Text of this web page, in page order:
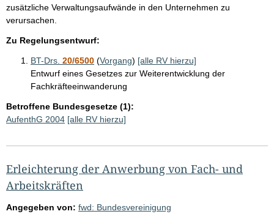
zusätzliche Verwaltungsaufwände in den Unternehmen zu
verursachen.
Zu Regelungsentwurf:
BT-Drs. 20/6500 (Vorgang) [alle RV hierzu]
Entwurf eines Gesetzes zur Weiterentwicklung der
Fachkräfteeinwanderung
Betroffene Bundesgesetze (1):
AufenthG 2004 [alle RV hierzu]
Erleichterung der Anwerbung von Fach- und
Arbeitskräften
Angegeben von: fwd: Bundesvereinigung